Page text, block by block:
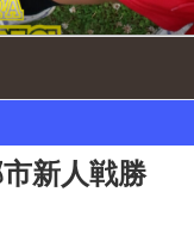
｜ 千葉県印
ル
新人戦勝